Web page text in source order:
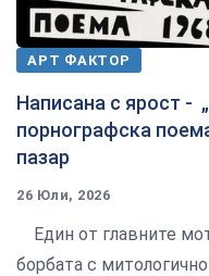
АРТ ФАКТОР
Написана с ярост -
порнографска
пазар
26 Юли, 2026
Един от главните
борбата с